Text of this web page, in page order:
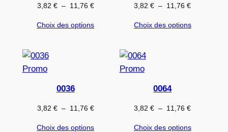
3,82 € – 11,76 €Plage
prix :
Choix des options
3,82€ – 11,76€Plage
prix :
Choix des options
PromoProduit
promotion
0036
3,82 € – 11,76 €Plage
prix :
Choix des options
PromoProduit
promotion
0064
3,82€ – 11,76€Plage
prix :
Choix des options